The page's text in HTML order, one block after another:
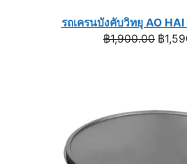
รถเครนบังคับวิทยุ AO
฿1,900.00 ฿